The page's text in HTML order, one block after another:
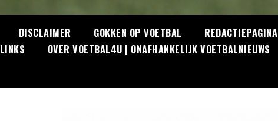
DISCLAIMER GOKKEN OP VOETBAL REDACTIEPAGINA
LINKS OVER VOETBAL4U | ONAFHANKELIJK VOETBALNIEUWS